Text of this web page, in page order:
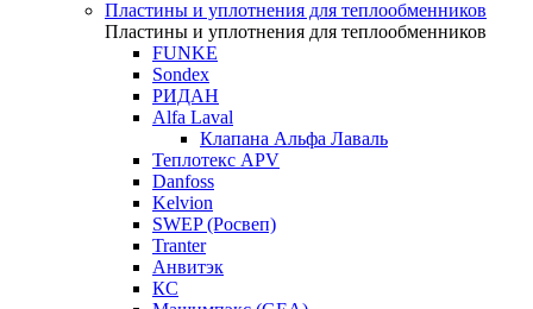
Пластины и уплотнения для теплообменников
Пластины и уплотнения для теплообменников
FUNKE
Sondex
РИДАН
Alfa Laval
Клапана Альфа Лаваль
Теплотекс APV
Danfoss
Kelvion
SWEP (Росвеп)
Tranter
Анвитэк
КС